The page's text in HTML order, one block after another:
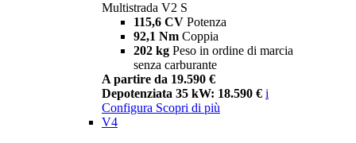
Multistrada V2 S
115,6 CV Potenza
92,1 Nm Coppia
202 kg Peso in ordine di marcia
senza carburante
A partire da 19.590 €
Depotenziata 35 kW: 18.590 € i
Configura Scopri di più
V4